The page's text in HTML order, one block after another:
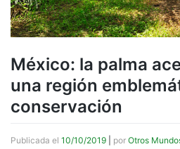
México: la palma
una región
conservación
Publicada el 10/10/2019 por Otros